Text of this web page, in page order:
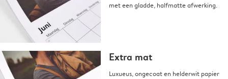
met een gladde, halfmatte afwerking.
Extra mat
Luxueus, ongecoat en helderwit papier